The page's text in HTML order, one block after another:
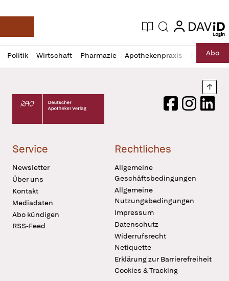
Deutsche Apotheker Zeitung
Aktuelle Ausgabe
Suche login
login
Politik Wirtschaft Pharmazie Apothekenpraxis RechtAbo
Profil
öffnen
Daz
Pur
Deutscher Apotheker Verlag Logo
FacebookInstagram
Service
Newsletter
Über uns
Kontakt
Mediadaten
Abo kündigen
RSS-Feed
Rechtliches
Allgemeine
Geschäftsbedingungen
Allgemeine
Nutzungsbedingungen
Impressum
Datenschutz
Widerrufsrecht
Netiquette
Erklärung zur Barrierefreiheit
Cookies & Tracking